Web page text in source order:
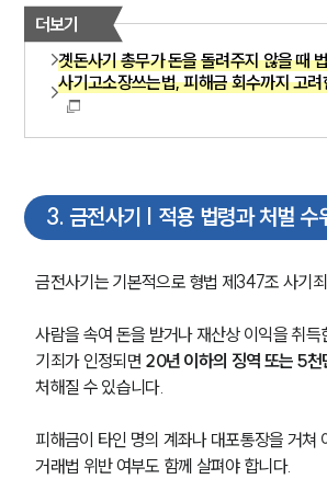
더보기
곗돈사기 총무가 돈을 돌려주지 않을 때
사기고소장쓰는법, 피해금 회수까지 고
3. 금전사기 | 적용 법령과 처벌 수
금전사기는 기본적으로 형법 제347조 사기
사람을 속여 돈을 받거나 재산상 이익을 취득
기죄가 인정되면 20년 이하의 징역 또는 5천
처해질 수 있습니다.
피해금이 타인 명의 계좌나 대포통장을 거쳐
거래법 위반 여부도 함께 살펴야 합니다.